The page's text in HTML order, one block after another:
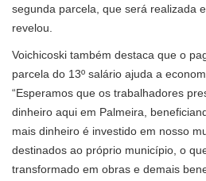
segunda parcela, que será realizada
revelou.
Voichicoski também destaca que o
parcela do 13º salário ajuda a
“Esperamos que os trabalhadores
dinheiro aqui em Palmeira,
mais dinheiro é investido em nosso
destinados ao próprio município, o
transformado em obras e demais